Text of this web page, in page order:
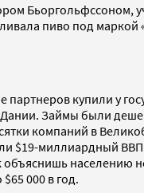
пиво под
купили у
Займы были
компаний в
$19-миллиардный
населению
000 в год.